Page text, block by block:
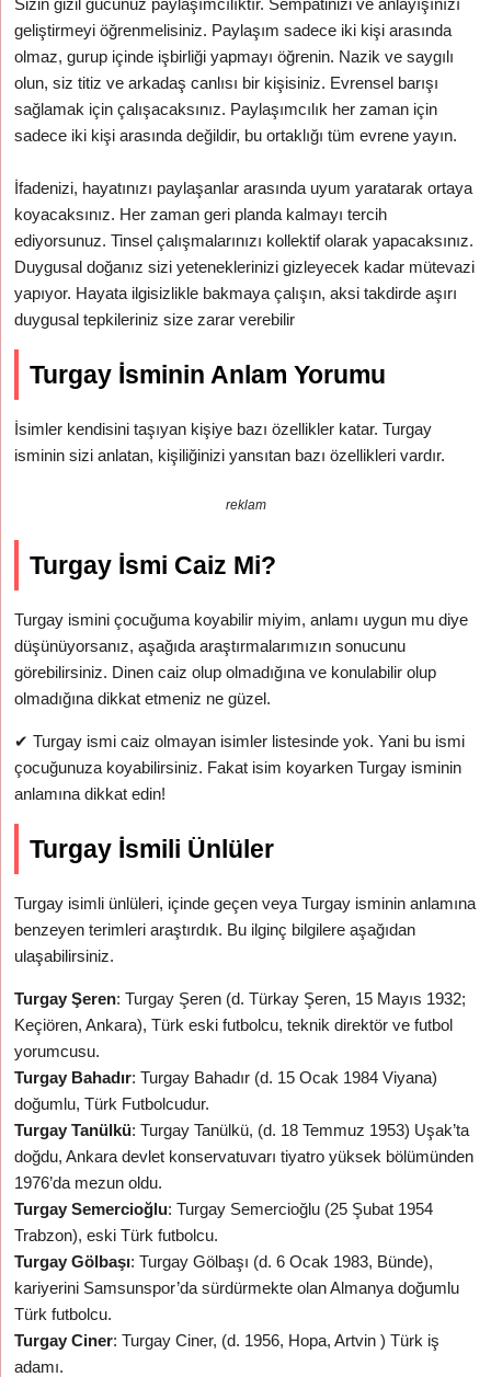
Sizin gizil gücünüz paylaşımcılıktır. Sempatinizi ve anlayışınızı
geliştirmeyi öğrenmelisiniz. Paylaşım sadece iki kişi arasında
olmaz, gurup içinde işbirliği yapmayı öğrenin. Nazik ve saygılı
olun, siz titiz ve arkadaş canlısı bir kişisiniz. Evrensel barışı
sağlamak için çalışacaksınız. Paylaşımcılık her zaman için
sadece iki kişi arasında değildir, bu ortaklığı tüm evrene yayın.
İfadenizi, hayatınızı paylaşanlar arasında uyum yaratarak ortaya
koyacaksınız. Her zaman geri planda kalmayı tercih
ediyorsunuz. Tinsel çalışmalarınızı kollektif olarak yapacaksınız.
Duygusal doğanız sizi yeteneklerinizi gizleyecek kadar mütevazi
yapıyor. Hayata ilgisizlikle bakmaya çalışın, aksi takdirde aşırı
duygusal tepkileriniz size zarar verebilir
Turgay İsminin Anlam Yorumu
İsimler kendisini taşıyan kişiye bazı özellikler katar. Turgay
isminin sizi anlatan, kişiliğinizi yansıtan bazı özellikleri vardır.
reklam
Turgay İsmi Caiz Mi?
Turgay ismini çocuğuma koyabilir miyim, anlamı uygun mu diye
düşünüyorsanız, aşağıda araştırmalarımızın sonucunu
görebilirsiniz. Dinen caiz olup olmadığına ve konulabilir olup
olmadığına dikkat etmeniz ne güzel.
✔ Turgay ismi caiz olmayan isimler listesinde yok. Yani bu ismi
çocuğunuza koyabilirsiniz. Fakat isim koyarken Turgay isminin
anlamına dikkat edin!
Turgay İsmili Ünlüler
Turgay isimli ünlüleri, içinde geçen veya Turgay isminin anlamına
benzeyen terimleri araştırdık. Bu ilginç bilgilere aşağıdan
ulaşabilirsiniz.
Turgay Şeren: Turgay Şeren (d. Türkay Şeren, 15 Mayıs 1932;
Keçiören, Ankara), Türk eski futbolcu, teknik direktör ve futbol
yorumcusu.
Turgay Bahadır: Turgay Bahadır (d. 15 Ocak 1984 Viyana)
doğumlu, Türk Futbolcudur.
Turgay Tanülkü: Turgay Tanülkü, (d. 18 Temmuz 1953) Uşak’ta
doğdu, Ankara devlet konservatuvarı tiyatro yüksek bölümünden
1976’da mezun oldu.
Turgay Semercioğlu: Turgay Semercioğlu (25 Şubat 1954
Trabzon), eski Türk futbolcu.
Turgay Gölbaşı: Turgay Gölbaşı (d. 6 Ocak 1983, Bünde),
kariyerini Samsunspor’da sürdürmekte olan Almanya doğumlu
Türk futbolcu.
Turgay Ciner: Turgay Ciner, (d. 1956, Hopa, Artvin ) Türk iş
adamı.